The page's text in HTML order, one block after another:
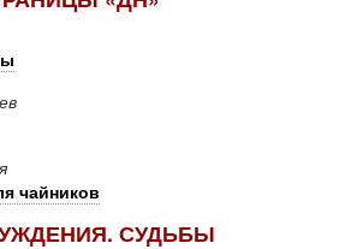
чайников
СУДЬБЫ